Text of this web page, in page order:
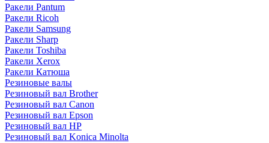
Ракели Pantum
Ракели Ricoh
Ракели Samsung
Ракели Sharp
Ракели Toshiba
Ракели Xerox
Ракели Катюша
Резиновые валы
Резиновый вал Brother
Резиновый вал Canon
Резиновый вал Epson
Резиновый вал HP
Резиновый вал Konica Minolta